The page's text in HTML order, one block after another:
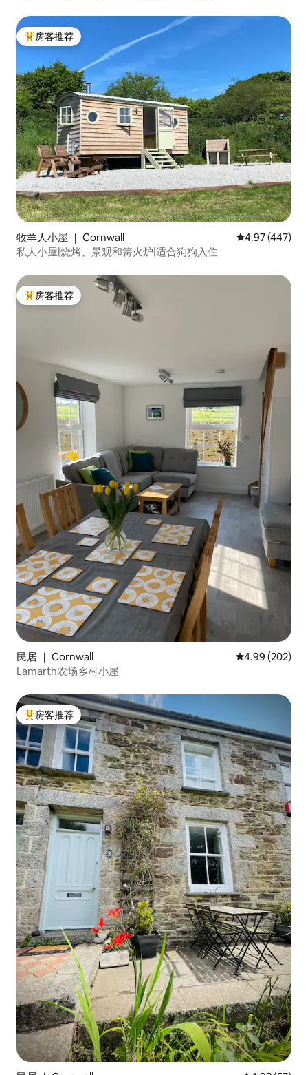
热门「房客推荐」
房客推荐
牧羊人小屋 ｜ Cornwall 平均评分 4.97
4.97 (447)
私人小屋|烧烤、景观和篝火炉|适合狗狗入住
热门「房客推荐」
房客推荐
民居 ｜ Cornwall 平均评分 4.99
4.99 (202)
Lamarth农场乡村小屋
热门「房客推荐」
房客推荐